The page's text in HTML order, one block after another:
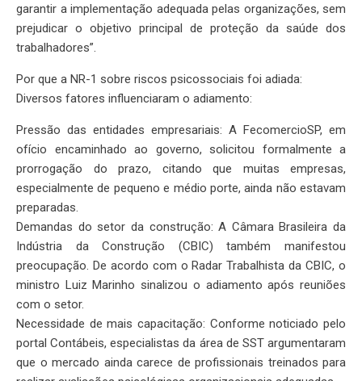
garantir a implementação adequada pelas organizações, sem
prejudicar o objetivo principal de proteção da saúde dos
trabalhadores”.
Por que a NR-1 sobre riscos psicossociais foi adiada:
Diversos fatores influenciaram o adiamento:
Pressão das entidades empresariais: A FecomercioSP, em
ofício encaminhado ao governo, solicitou formalmente a
prorrogação do prazo, citando que muitas empresas,
especialmente de pequeno e médio porte, ainda não estavam
preparadas.
Demandas do setor da construção: A Câmara Brasileira da
Indústria da Construção (CBIC) também manifestou
preocupação. De acordo com o Radar Trabalhista da CBIC, o
ministro Luiz Marinho sinalizou o adiamento após reuniões
com o setor.
Necessidade de mais capacitação: Conforme noticiado pelo
portal Contábeis, especialistas da área de SST argumentaram
que o mercado ainda carece de profissionais treinados para